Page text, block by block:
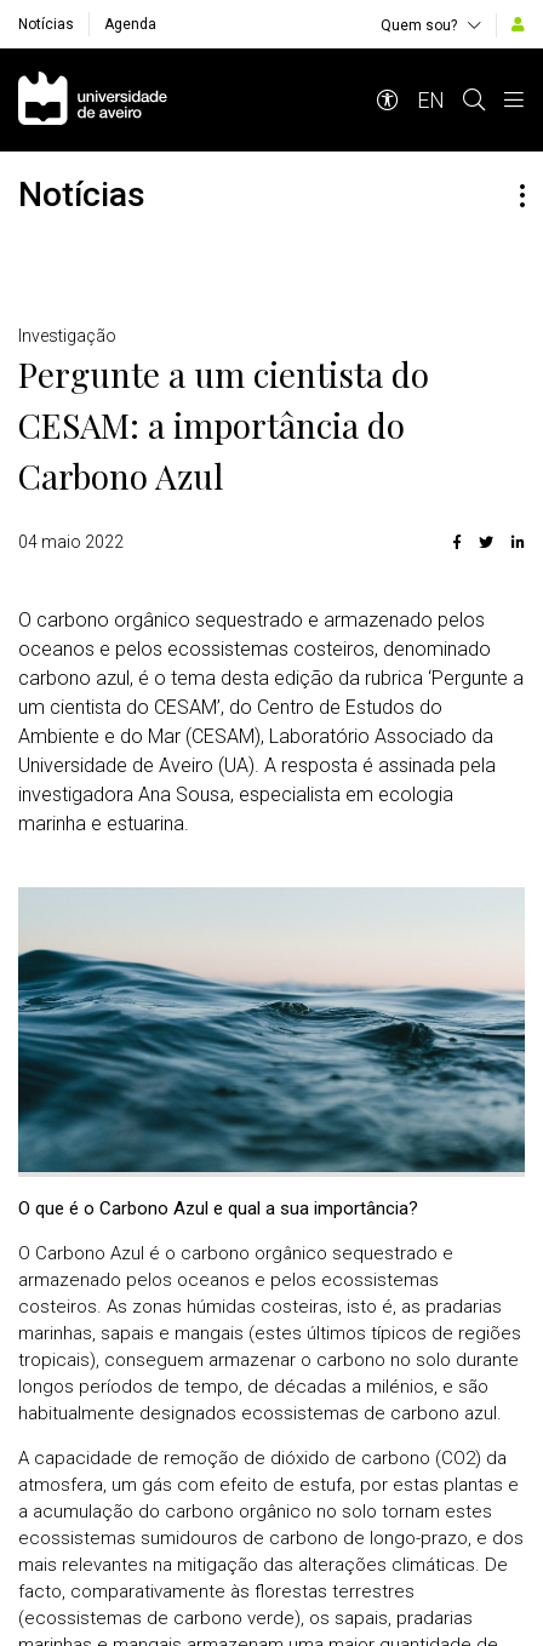
Notícias Agenda Quem sou?
Navegação Principal
EN
Notícias
Detalhes
Investigação
Pergunte a um cientista do
CESAM: a importância do
Carbono Azul
04 maio 2022
O carbono orgânico sequestrado e armazenado pelos
oceanos e pelos ecossistemas costeiros, denominado
carbono azul, é o tema desta edição da rubrica ‘Pergunte a
um cientista do CESAM’, do Centro de Estudos do
Ambiente e do Mar (CESAM), Laboratório Associado da
Universidade de Aveiro (UA). A resposta é assinada pela
investigadora Ana Sousa, especialista em ecologia
marinha e estuarina.
O que é o Carbono Azul e qual a sua importância?
O Carbono Azul é o carbono orgânico sequestrado e
armazenado pelos oceanos e pelos ecossistemas
costeiros. As zonas húmidas costeiras, isto é, as pradarias
marinhas, sapais e mangais (estes últimos típicos de regiões
tropicais), conseguem armazenar o carbono no solo durante
longos períodos de tempo, de décadas a milénios, e são
habitualmente designados ecossistemas de carbono azul.
A capacidade de remoção de dióxido de carbono (CO2) da
atmosfera, um gás com efeito de estufa, por estas plantas e
a acumulação do carbono orgânico no solo tornam estes
ecossistemas sumidouros de carbono de longo-prazo, e dos
mais relevantes na mitigação das alterações climáticas. De
facto, comparativamente às florestas terrestres
(ecossistemas de carbono verde), os sapais, pradarias